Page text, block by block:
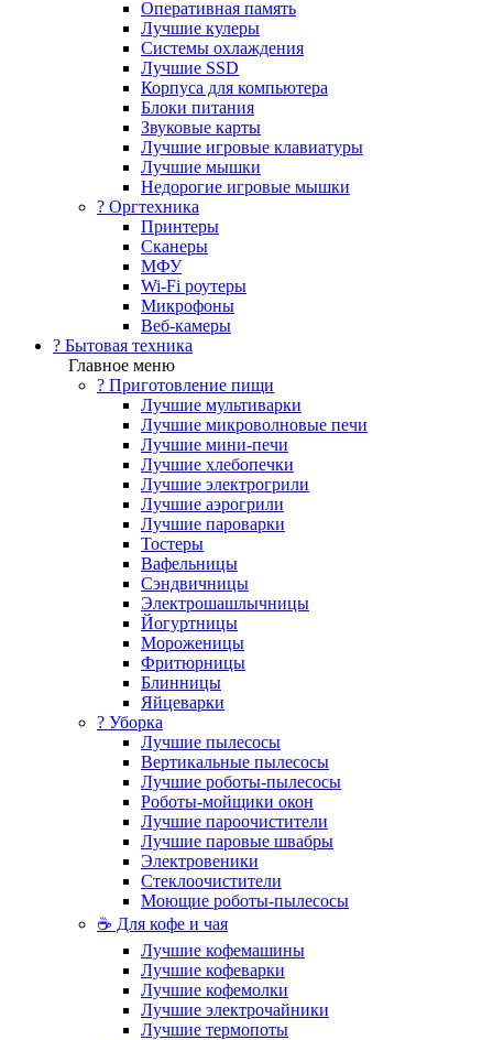
Оперативная память
Лучшие кулеры
Системы охлаждения
Лучшие SSD
Корпуса для компьютера
Блоки питания
Звуковые карты
Лучшие игровые клавиатуры
Лучшие мышки
Недорогие игровые мышки
?️ Оргтехника
Принтеры
Сканеры
МФУ
Wi-Fi роутеры
Микрофоны
Веб-камеры
? Бытовая техника
Главное меню
? Приготовление пищи
Лучшие мультиварки
Лучшие микроволновые печи
Лучшие мини-печи
Лучшие хлебопечки
Лучшие электрогрили
Лучшие аэрогрили
Лучшие пароварки
Тостеры
Вафельницы
Сэндвичницы
Электрошашлычницы
Йогуртницы
Мороженицы
Фритюрницы
Блинницы
Яйцеварки
? Уборка
Лучшие пылесосы
Вертикальные пылесосы
Лучшие роботы-пылесосы
Роботы-мойщики окон
Лучшие пароочистители
Лучшие паровые швабры
Электровеники
Стеклоочистители
Моющие роботы-пылесосы
☕ Для кофе и чая
Лучшие кофемашины
Лучшие кофеварки
Лучшие кофемолки
Лучшие электрочайники
Лучшие термопоты